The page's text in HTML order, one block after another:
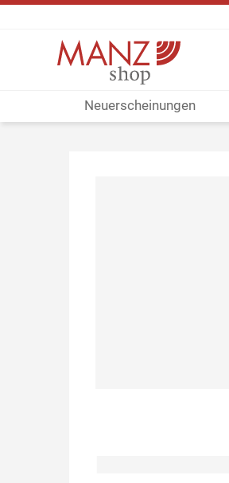
Neuerscheinungen